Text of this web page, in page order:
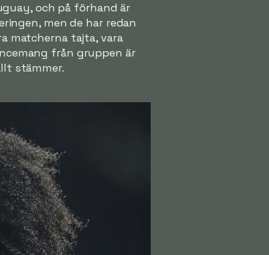
och på förhand är
men de har redan
matcherna tajta, vara
från gruppen är
stämmer.